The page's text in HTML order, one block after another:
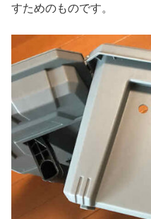
すためのものです。